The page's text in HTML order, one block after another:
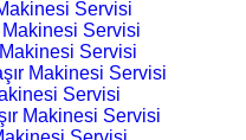
Servisi
Makinesi Servisi
Servisi
Makinesi Servisi
Servisi
Makinesi Servisi